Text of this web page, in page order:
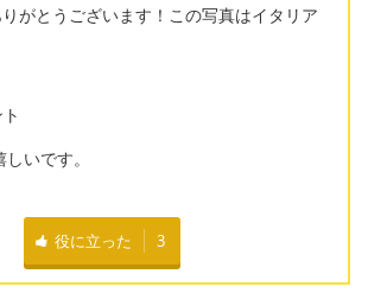
がとうございます！この写真はイタリア
いです。
役に立った 3